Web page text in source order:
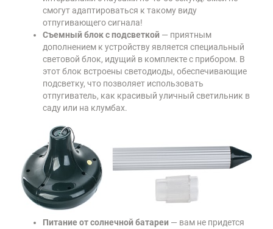
смогут адаптироваться к такому виду
отпугивающего сигнала!
Съемный блок с подсветкой — приятным
дополнением к устройству является специальный
световой блок, идущий в комплекте с прибором. В
этот блок встроены светодиоды, обеспечивающие
подсветку, что позволяет использовать
отпугиватель, как красивый уличный светильник в
саду или на клумбах.
Питание от солнечной батареи — вам не придется